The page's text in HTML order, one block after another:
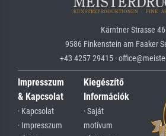
Kärntner Strasse 46
9586 Finkenstein am Faaker
+43 4257 29415 ·
Impresszum
& Kapcsolat
· Kapcsolat
· Impresszum
Kiegészítő
Információk
· Saját
motívum